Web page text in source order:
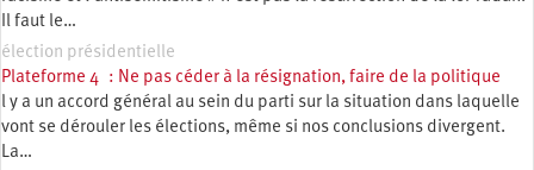
Il faut le…
élection présidentielle
Plateforme 4 : Ne pas céder à la résignation, faire de la politique
l y a un accord général au sein du parti sur la situation dans laquelle
vont se dérouler les élections, même si nos conclusions divergent.
La…